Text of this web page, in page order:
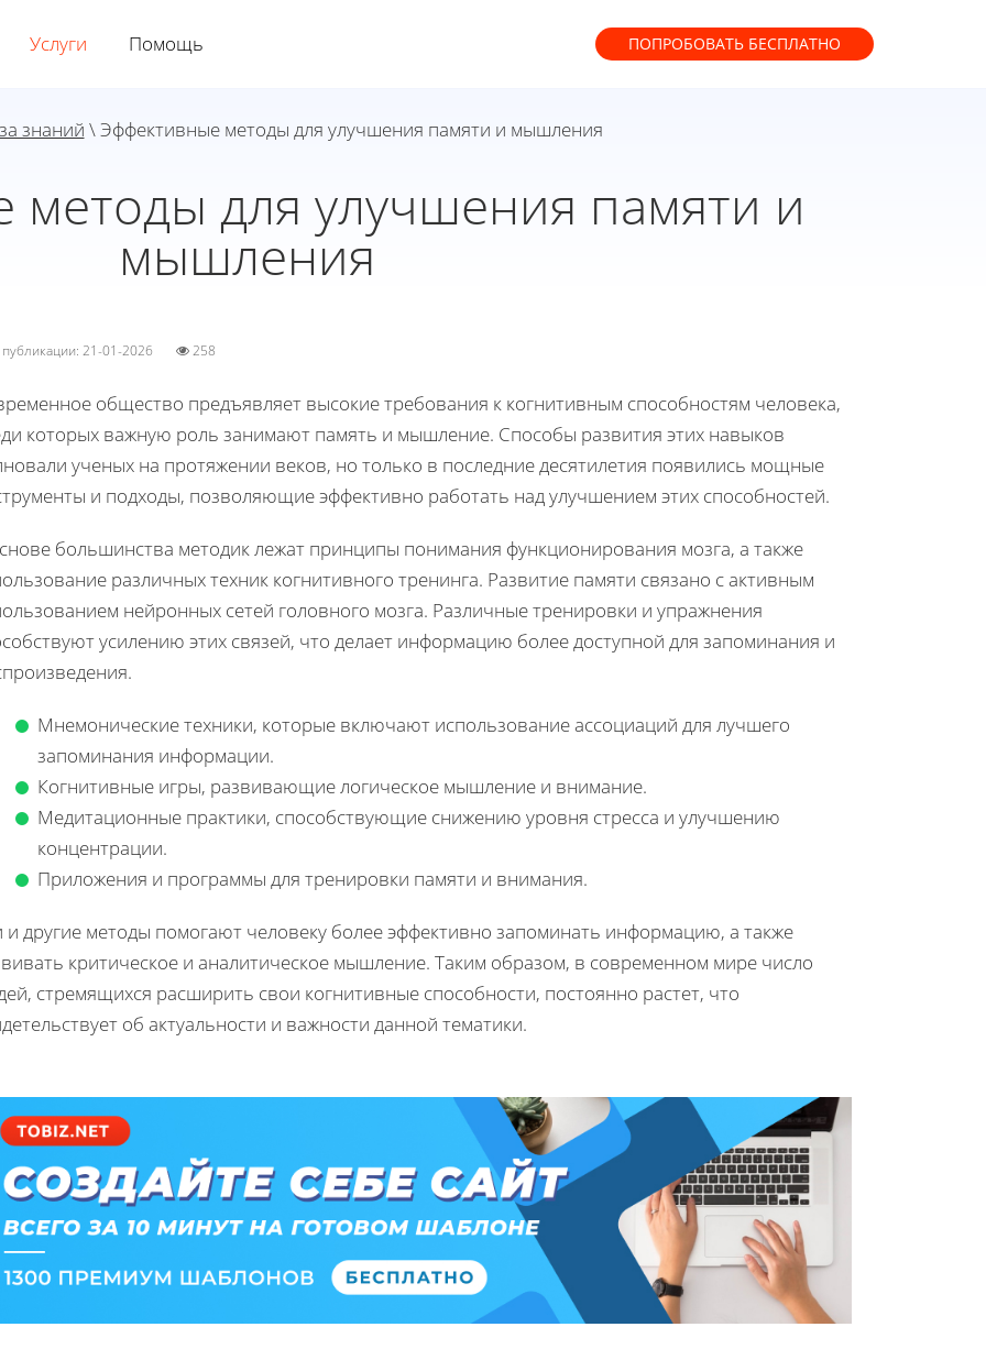
Услуги Помощь ПОПРОБОВАТЬ БЕСПЛАТНО
знаний \ Эффективные методы для улучшения памяти и мышления
для улучшения памяти и
мышления
публикации: 21-01-2026 258
общество предъявляет высокие требования к когнитивным способностям человека,
которых важную роль занимают память и мышление. Способы развития этих навыков
ученых на протяжении веков, но только в последние десятилетия появились мощные
и подходы, позволяющие эффективно работать над улучшением этих способностей.
большинства методик лежат принципы понимания функционирования мозга, а также
различных техник когнитивного тренинга. Развитие памяти связано с активным
нейронных сетей головного мозга. Различные тренировки и упражнения
усилению этих связей, что делает информацию более доступной для запоминания и
Мнемонические техники, которые включают использование ассоциаций для лучшего
запоминания информации.
Когнитивные игры, развивающие логическое мышление и внимание.
Медитационные практики, способствующие снижению уровня стресса и улучшению
концентрации.
Приложения и программы для тренировки памяти и внимания.
и другие методы помогают человеку более эффективно запоминать информацию, а также
критическое и аналитическое мышление. Таким образом, в современном мире число
стремящихся расширить свои когнитивные способности, постоянно растет, что
об актуальности и важности данной тематики.